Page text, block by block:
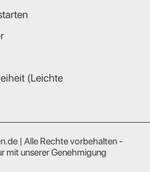
(Leichte
| Alle Rechte vorbehalten -
mit unserer Genehmigung